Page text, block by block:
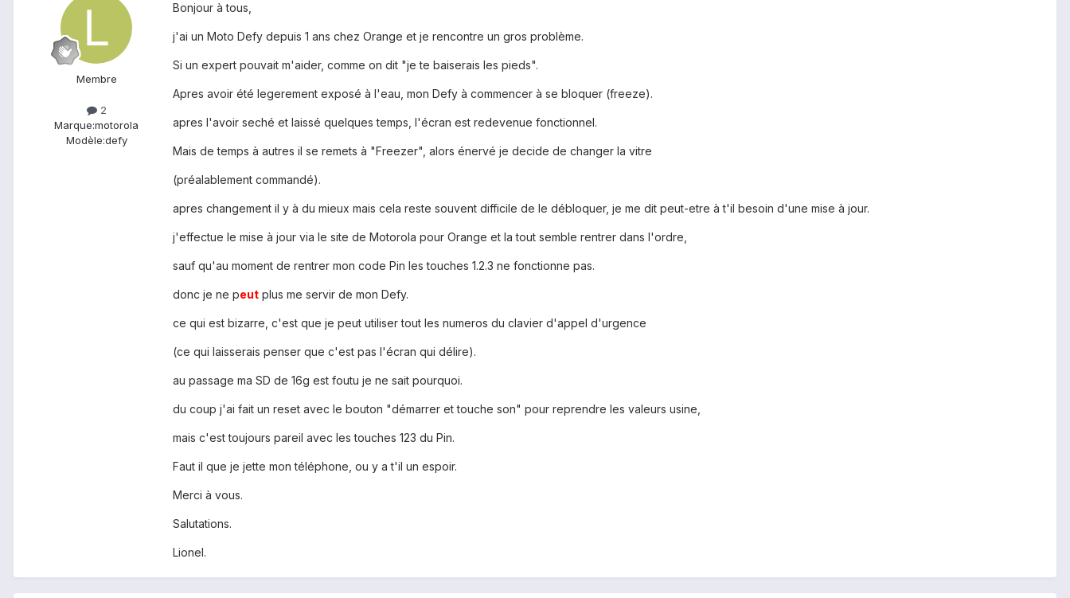
Membre
2
Marque:motorola
Modèle:defy
Bonjour à tous,
j'ai un Moto Defy depuis 1 ans chez Orange et je rencontre un gros problème.
Si un expert pouvait m'aider, comme on dit "je te baiserais les pieds".
Apres avoir été legerement exposé à l'eau, mon Defy à commencer à se bloquer (freeze).
apres l'avoir seché et laissé quelques temps, l'écran est redevenue fonctionnel.
Mais de temps à autres il se remets à "Freezer", alors énervé je decide de changer la vitre
(préalablement commandé).
apres changement il y à du mieux mais cela reste souvent difficile de le débloquer, je me dit peut-etre à t'il besoin d'une mise à jour.
j'effectue le mise à jour via le site de Motorola pour Orange et la tout semble rentrer dans l'ordre,
sauf qu'au moment de rentrer mon code Pin les touches 1.2.3 ne fonctionne pas.
donc je ne peut plus me servir de mon Defy.
ce qui est bizarre, c'est que je peut utiliser tout les numeros du clavier d'appel d'urgence
(ce qui laisserais penser que c'est pas l'écran qui délire).
au passage ma SD de 16g est foutu je ne sait pourquoi.
du coup j'ai fait un reset avec le bouton "démarrer et touche son" pour reprendre les valeurs usine,
mais c'est toujours pareil avec les touches 123 du Pin.
Faut il que je jette mon téléphone, ou y a t'il un espoir.
Merci à vous.
Salutations.
Lionel.